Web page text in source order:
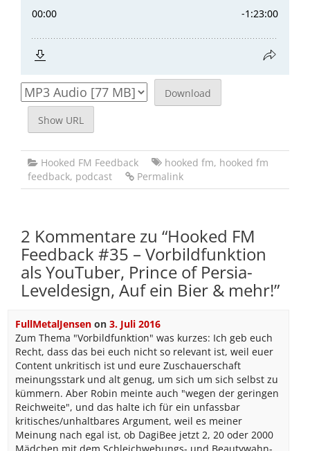
Download
Show URL
Hooked FM Feedback hooked fm, hooked fm
feedback, podcast Permalink
2 Kommentare zu “Hooked FM
Feedback #35 – Vorbildfunktion
als YouTuber, Prince of Persia-
Leveldesign, Auf ein Bier & mehr!”
FullMetalJensenon 3. Juli 2016
Zum Thema "Vorbildfunktion" was kurzes: Ich geb euch
Recht, dass das bei euch nicht so relevant ist, weil euer
Content unkritisch ist und eure Zuschauerschaft
meinungsstark und alt genug, um sich um sich selbst zu
kümmern. Aber Robin meinte auch "wegen der geringen
Reichweite", und das halte ich für ein unfassbar
kritisches/unhaltbares Argument, weil es meiner
Meinung nach egal ist, ob DagiBee jetzt 2, 20 oder 2000